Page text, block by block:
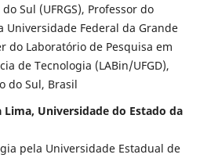
Sul (UFRGS), Professor do
Universidade Federal da Grande
do Laboratório de Pesquisa em
de Tecnologia (LABin/UFGD),
do Sul, Brasil
Universidade do Estado da
pela Universidade Estadual de